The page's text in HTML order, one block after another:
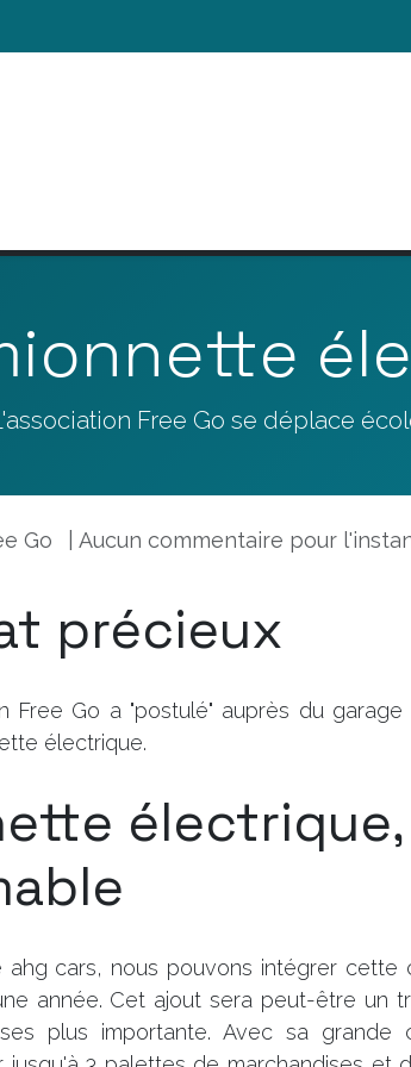
Free Go se déplace
Go | Aucun commentaire pour
précieux
Free Go a "postulé" auprès du garage
électrique.
cars, nous pouvons intégrer cette
année. Cet ajout sera peut-être un
plus importante. Avec sa grande